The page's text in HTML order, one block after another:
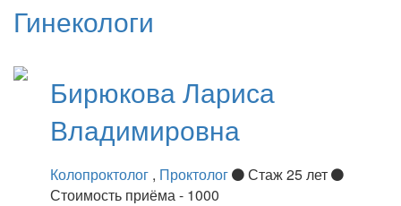
Гинекологи
БирюковаЛариса
Владимировна
Колопроктолог , Проктолог
Стаж 25 лет
Стоимость приёма - 1000